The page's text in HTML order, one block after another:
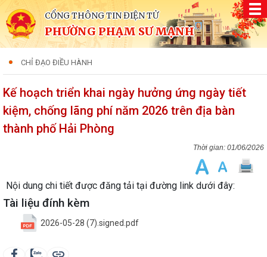
CỔNG THÔNG TIN ĐIỆN TỬ
PHƯỜNG PHẠM SƯ MẠNH
CHỈ ĐẠO ĐIỀU HÀNH
Kế hoạch triển khai ngày hưởng ứng ngày tiết
kiệm, chống lãng phí năm 2026 trên địa bàn
thành phố Hải Phòng
01/06/2026
Nội dung chi tiết được đăng tải tại đường link dưới đây:
Tài liệu đính kèm
2026-05-28 (7).signed.pdf